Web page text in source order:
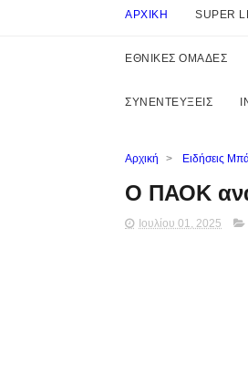
ΑΡΧΙΚΗ SUPER
ΕΘΝΙΚΕΣ ΟΜΑΔΕΣ
ΣΥΝΕΝΤΕΥΞΕΙΣ
Αρχική > Ειδήσεις
Ο ΠΑΟΚ
Ιουλίου 01, 2025